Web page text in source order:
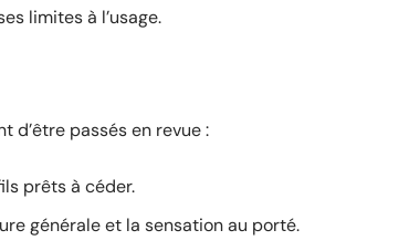
limites à l’usage.
d’être passés en revue :
prêts à céder.
générale et la sensation au porté.